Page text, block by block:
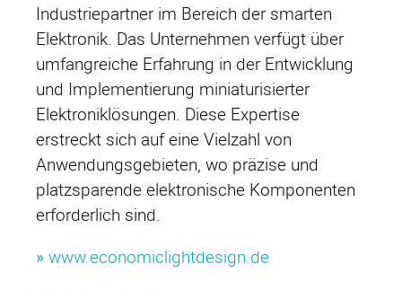
Industriepartner im Bereich der smarten
Elektronik. Das Unternehmen verfügt über
umfangreiche Erfahrung in der Entwicklung
und Implementierung miniaturisierter
Elektroniklösungen. Diese Expertise
erstreckt sich auf eine Vielzahl von
Anwendungsgebieten, wo präzise und
platzsparende elektronische Komponenten
erforderlich sind.
» www.economiclightdesign.de